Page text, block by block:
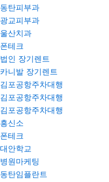
동탄피부과
광교피부과
울산치과
폰테크
법인 장기렌트
카니발 장기렌트
김포공항주차대행
김포공항주차대행
김포공항주차대행
흥신소
폰테크
대안학교
병원마케팅
동탄임플란트